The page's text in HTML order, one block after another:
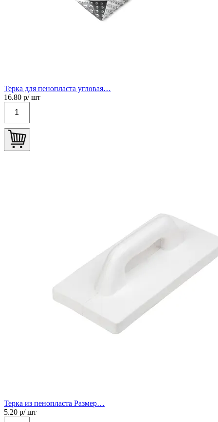
Терка для пенопласта угловая…
16.80 р/ шт
Терка из пенопласта Размер…
5.20 р/ шт